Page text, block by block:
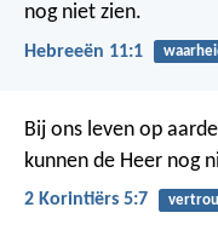
nog niet zien.
Hebreeën 11:1
Bij ons leven op
kunnen de Heer nog
2 Korintiërs 5:7